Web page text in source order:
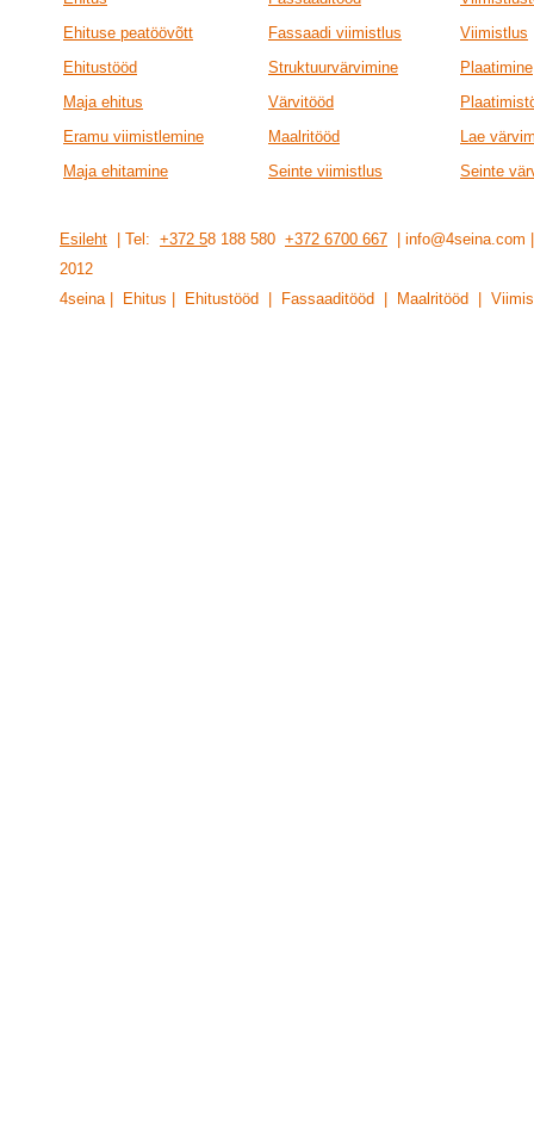
Ehituse peatöövõtt
Fassaadi viimistlus
Viimistlus
Ehitustööd
Struktuurvärvimine
Plaatimine
Maja ehitus
Värvitööd
Eramu viimistlemine
Maalritööd
Lae
Maja ehitamine
Seinte viimistlus Seinte
Esileht | Tel: +372 58 188 580 +372 6700 667 |
201 2
4seina | Ehitus | Ehitustööd | Fassaaditööd | Maalritööd |